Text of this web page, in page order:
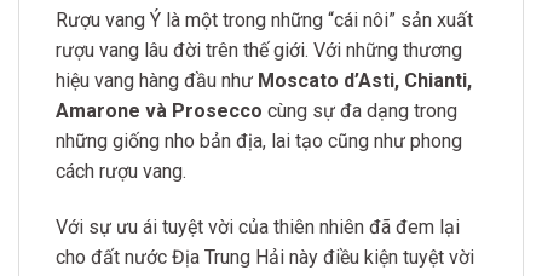
Rượu vang Ý là một trong những “cái nôi” sản xuất
rượu vang lâu đời trên thế giới. Với những thương
hiệu vang hàng đầu như Moscato d’Asti, Chianti,
Amarone và Prosecco cùng sự đa dạng trong
những giống nho bản địa, lai tạo cũng như phong
cách rượu vang.
Với sự ưu ái tuyệt vời của thiên nhiên đã đem lại
cho đất nước Địa Trung Hải này điều kiện tuyệt vời